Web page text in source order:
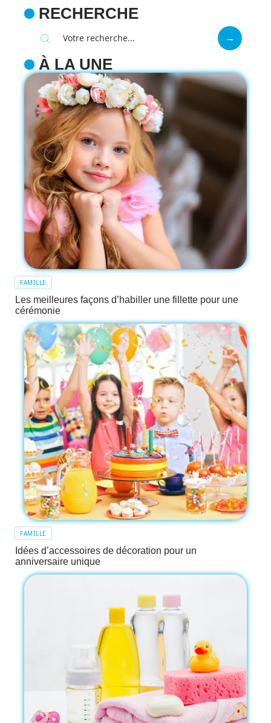
RECHERCHE
À LA UNE
FAMILLE
Les meilleures façons d’habiller une fillette pour une
cérémonie
FAMILLE
Idées d’accessoires de décoration pour un
anniversaire unique